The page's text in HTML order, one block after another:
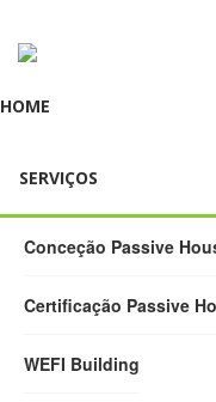
HOME
SERVIÇOS
Conceção Passive
Certificação Passive
WEFI Building